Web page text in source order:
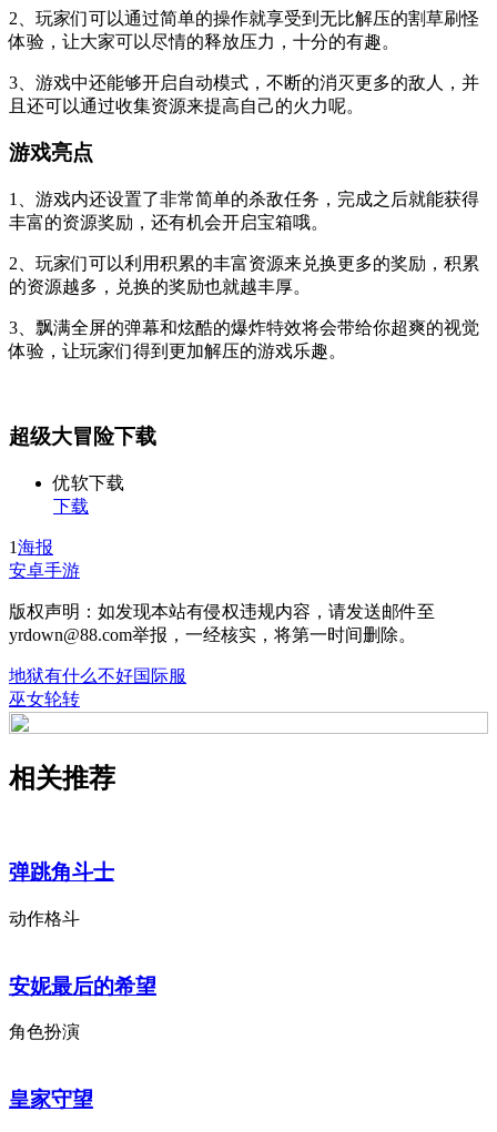
2、玩家们可以通过简单的操作就享受到无比解压的割草刷怪
体验，让大家可以尽情的释放压力，十分的有趣。
3、游戏中还能够开启自动模式，不断的消灭更多的敌人，并
且还可以通过收集资源来提高自己的火力呢。
游戏亮点
1、游戏内还设置了非常简单的杀敌任务，完成之后就能获得
丰富的资源奖励，还有机会开启宝箱哦。
2、玩家们可以利用积累的丰富资源来兑换更多的奖励，积累
的资源越多，兑换的奖励也就越丰厚。
3、飘满全屏的弹幕和炫酷的爆炸特效将会带给你超爽的视觉
体验，让玩家们得到更加解压的游戏乐趣。
超级大冒险下载
优软下载
下载
1海报
安卓手游
版权声明：如发现本站有侵权违规内容，请发送邮件至
yrdown@88.com举报，一经核实，将第一时间删除。
地狱有什么不好国际服
巫女轮转
相关推荐
弹跳角斗士
动作格斗
安妮最后的希望
角色扮演
皇家守望